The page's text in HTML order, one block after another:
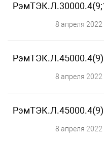
8 апреля 2022
8 апреля 2022
8 апреля 2022